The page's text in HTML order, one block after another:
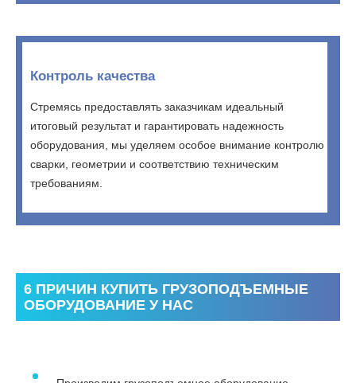
Контроль качества
Стремясь предоставлять заказчикам идеальный
итоговый результат и гарантировать надежность
оборудования, мы уделяем особое внимание контролю
сварки, геометрии и соответствию техническим
требованиям.
6 ПРИЧИН КУПИТЬ ГРУЗОПОДЪЕМНЫЕ
ОБОРУДОВАНИЕ У НАС